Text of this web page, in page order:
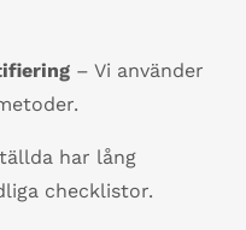
– Vi använder
har lång
checklistor.